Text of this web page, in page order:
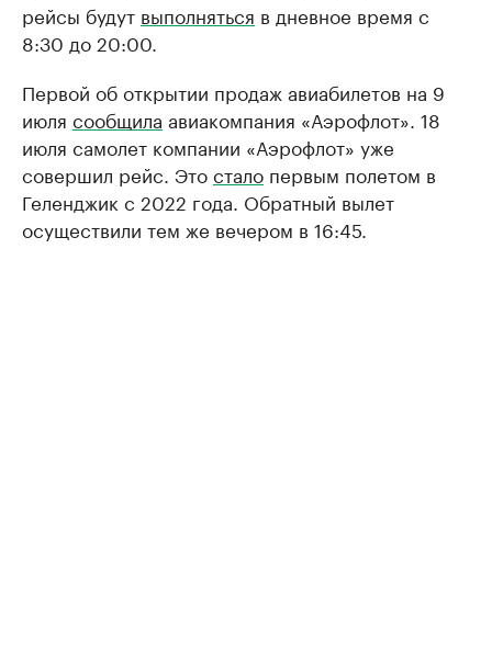
рейсы будут выполняться в дневное время с
8:30 до 20:00.
Первой об открытии продаж авиабилетов на 9
июля сообщила авиакомпания «Аэрофлот». 18
июля самолет компании «Аэрофлот» уже
совершил рейс. Этостало первым полетом в
Геленджик с 2022 года. Обратный вылет
осуществили тем же вечером в 16:45.